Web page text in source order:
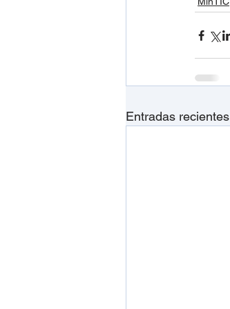
Entradas recientes